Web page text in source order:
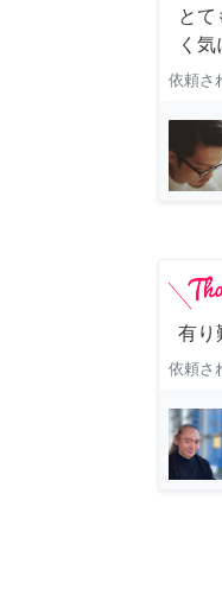
とて
く
依頼さ
有り
依頼さ